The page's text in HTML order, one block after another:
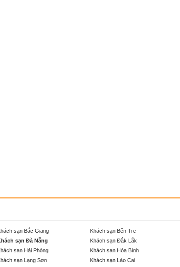
sạn Bắc Giang Khách sạn Bến Tre
sạn Đà Nẵng Khách sạn Đắk Lắk
sạn Hải Phòng Khách sạn Hòa Bình
sạn Lạng Sơn Khách sạn Lào Cai